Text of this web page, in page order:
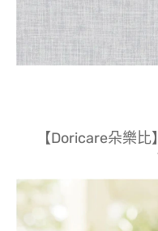
【Doricare朵樂